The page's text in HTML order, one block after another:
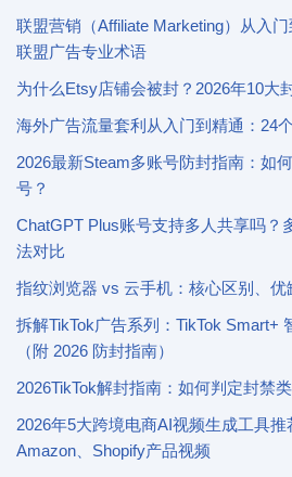
联盟营销（Affiliate Marketing）从入
联盟广告专业术语
为什么Etsy店铺会被封？2026年10大
海外广告流量套利从入门到精通：24
2026最新Steam多账号防封指南：如
号？
ChatGPT Plus账号支持多人共享吗？
法对比
指纹浏览器 vs 云手机：核心区别、
拆解TikTok广告系列：TikTok Smart+
（附 2026 防封指南）
2026TikTok解封指南：如何判定封禁
2026年5大跨境电商AI视频生成工具推
Amazon、Shopify产品视频